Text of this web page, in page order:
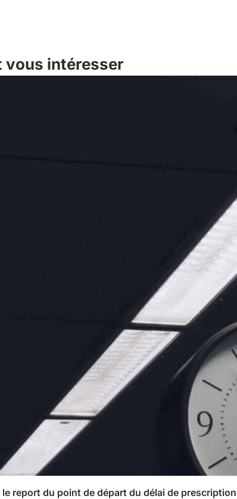
vous intéresser
report du point de départ du délai de prescription